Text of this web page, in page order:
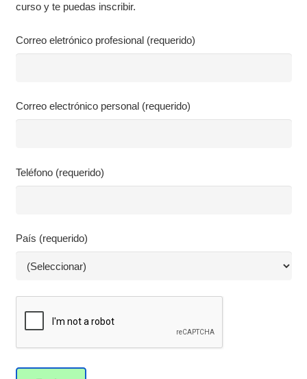
curso y te puedas inscribir.
Correo eletrónico profesional (requerido)
Correo electrónico personal (requerido)
Teléfono (requerido)
País (requerido)